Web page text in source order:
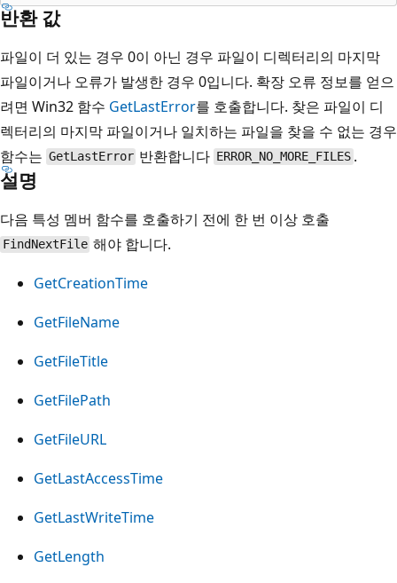
반환 값
파일이 더 있는 경우 0이 아닌 경우 파일이 디렉터리의 마지막
파일이거나 오류가 발생한 경우 0입니다. 확장 오류 정보를 얻으
려면 Win32 함수 GetLastError를 호출합니다. 찾은 파일이 디
렉터리의 마지막 파일이거나 일치하는 파일을 찾을 수 없는 경우
함수는 GetLastError 반환합니다 ERROR_NO_MORE_FILES .
설명
다음 특성 멤버 함수를 호출하기 전에 한 번 이상 호출
FindNextFile 해야 합니다.
GetCreationTime
GetFileName
GetFileTitle
GetFilePath
GetFileURL
GetLastAccessTime
GetLastWriteTime
GetLength